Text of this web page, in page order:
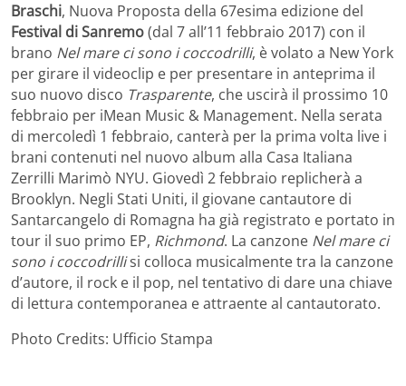
Braschi, Nuova Proposta della 67esima edizione del
Festival di Sanremo(dal 7 all’11 febbraio 2017) con il
brano Nel mare ci sono i coccodrilli, è volato a New York
per girare il videoclip e per presentare in anteprima il
suo nuovo disco Trasparente, che uscirà il prossimo 10
febbraio per iMean Music & Management. Nella serata
di mercoledì 1 febbraio, canterà per la prima volta live i
brani contenuti nel nuovo album alla Casa Italiana
Zerrilli Marimò NYU. Giovedì 2 febbraio replicherà a
Brooklyn. Negli Stati Uniti, il giovane cantautore di
Santarcangelo di Romagna ha già registrato e portato in
tour il suo primo EP, Richmond. La canzone Nel mare ci
sono i coccodrillisi colloca musicalmente tra la canzone
d’autore, il rock e il pop, nel tentativo di dare una chiave
di lettura contemporanea e attraente al cantautorato.
Photo Credits: Ufficio Stampa